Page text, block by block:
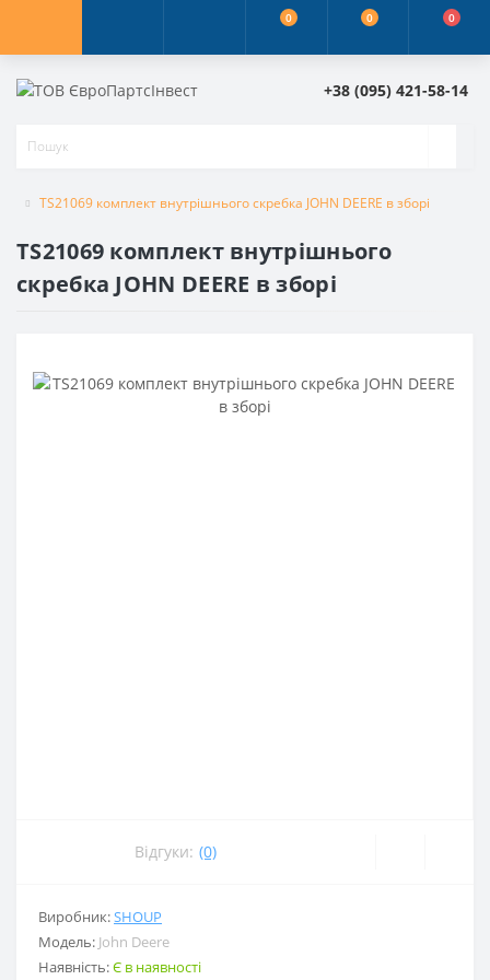
0 0 0
+38 (095) 421-58-14
TS21069 комплект внутрішнього скребка JOHN DEERE в зборі
TS21069 комплект внутрішнього
скребка JOHN DEERE в зборі
Відгуки: (0)
Виробник:SHOUP
Модель: John Deere
Наявність:Є в наявності